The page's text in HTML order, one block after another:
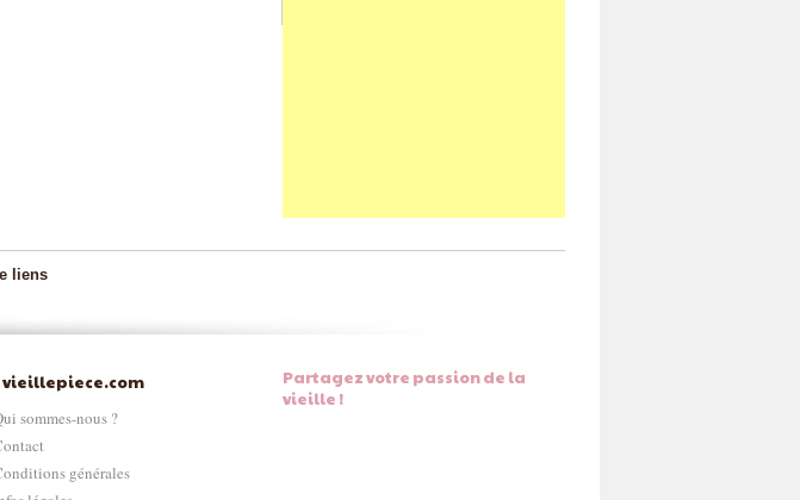
liens
vieillepiece.com
sommes-nous ?
générales
Partagez votre passion de la
vieille !